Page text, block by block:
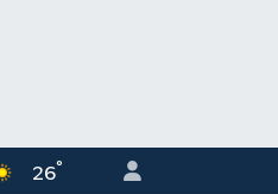
26°